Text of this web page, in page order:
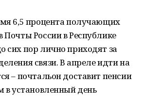
6,5 процента получающих
Почты России в Республике
сих пор лично приходят за
связи. В апреле идти на
– почтальон доставит пенсии
в установленный день